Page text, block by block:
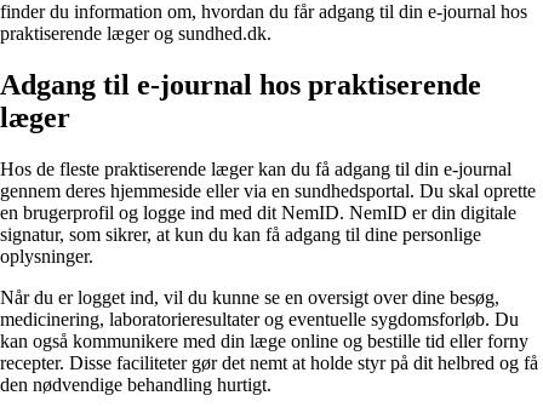
finder du information om, hvordan du får adgang til din e-journal hos
praktiserende læger og sundhed.dk.
Adgang til e-journal hos praktiserende
læger
Hos de fleste praktiserende læger kan du få adgang til din e-journal
gennem deres hjemmeside eller via en sundhedsportal. Du skal oprette
en brugerprofil og logge ind med dit NemID. NemID er din digitale
signatur, som sikrer, at kun du kan få adgang til dine personlige
oplysninger.
Når du er logget ind, vil du kunne se en oversigt over dine besøg,
medicinering, laboratorieresultater og eventuelle sygdomsforløb. Du
kan også kommunikere med din læge online og bestille tid eller forny
recepter. Disse faciliteter gør det nemt at holde styr på dit helbred og få
den nødvendige behandling hurtigt.